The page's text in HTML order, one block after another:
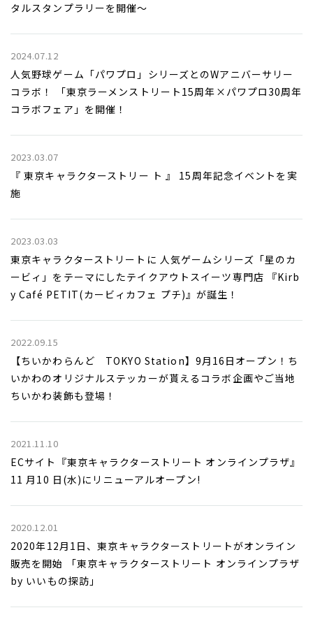
タルスタンプラリーを開催～
2024.07.12
人気野球ゲーム「パワプロ」シリーズとのWアニバーサリー
コラボ！ 「東京ラーメンストリート15周年×パワプロ30周年
コラボフェア」を開催！
2023.03.07
『 東京キャラクターストリー ト 』 15周年記念イベントを実
施
2023.03.03
東京キャラクターストリートに 人気ゲームシリーズ「星のカ
ービィ」をテーマにしたテイクアウトスイーツ専門店 『Kirb
y Café PETIT(カービィカフェ プチ)』が誕生！
2022.09.15
【ちいかわらんど TOKYO Station】9月16日オープン！ち
いかわのオリジナルステッカーが貰えるコラボ企画やご当地
ちいかわ装飾も登場！
2021.11.10
ECサイト『東京キャラクターストリート オンラインプラザ』
11 月10 日(水)にリニューアルオープン!
2020.12.01
2020年12月1日、東京キャラクターストリートがオンライン
販売を開始 「東京キャラクターストリート オンラインプラザ
by いいもの探訪」